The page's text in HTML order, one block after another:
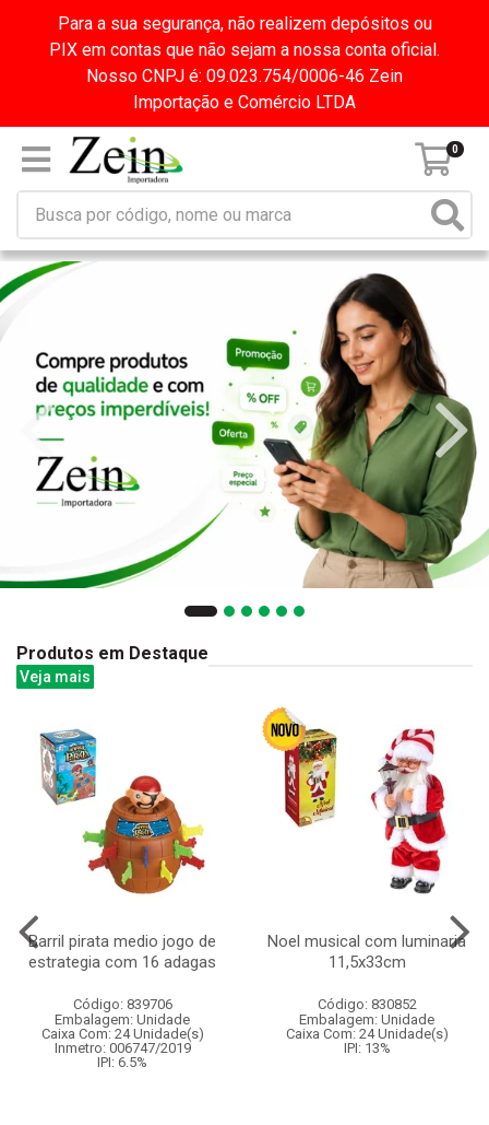
Para a sua segurança, não realizem depósitos ou
PIX em contas que não sejam a nossa conta oficial.
Nosso CNPJ é: 09.023.754/0006-46 Zein
Importação e Comércio LTDA
0
Produtos em Destaque
Veja mais
Barril pirata medio jogo de
estrategia com 16 adagas
Código: 839706
Embalagem: Unidade
Caixa Com: 24 Unidade(s)
Inmetro: 006747/2019
IPI: 6.5%
Noel musical com luminaria
11,5x33cm
Código: 830852
Embalagem: Unidade
Caixa Com: 24 Unidade(s)
IPI: 13%